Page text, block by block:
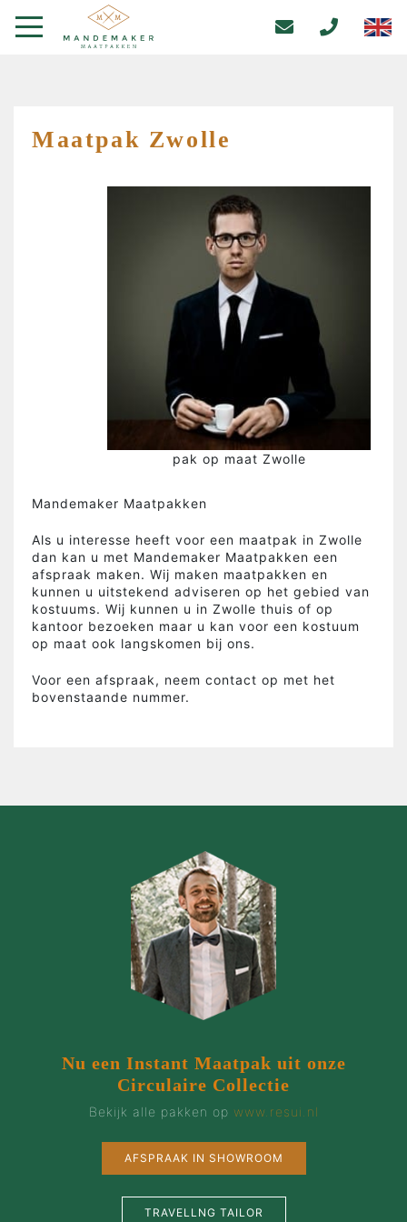
Maatpak Zwolle
pak op maat Zwolle
Mandemaker Maatpakken
Als u interesse heeft voor een maatpak in Zwolle
dan kan u met Mandemaker Maatpakken een
afspraak maken. Wij maken maatpakken en
kunnen u uitstekend adviseren op het gebied van
kostuums. Wij kunnen u in Zwolle thuis of op
kantoor bezoeken maar u kan voor een kostuum
op maat ook langskomen bij ons.
Voor een afspraak, neem contact op met het
bovenstaande nummer.
Nu een Instant Maatpak uit onze
Circulaire Collectie
Bekijk alle pakken op www.resui.nl
AFSPRAAK IN SHOWROOM
TRAVELLNG TAILOR